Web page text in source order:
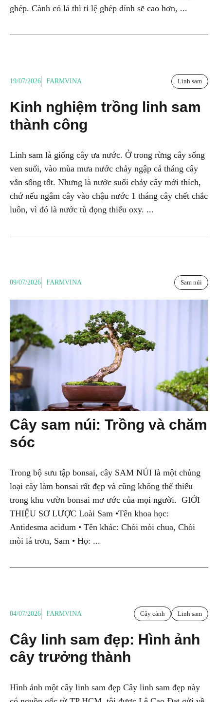
ghép. Cành có lá thì tỉ lệ ghép dính sẽ cao hơn, ...
19/07/2026 FARMVINA Linh sam
Kinh nghiệm trồng linh sam
thành công
Linh sam là giống cây ưa nước. Ở trong rừng cây sống
ven suối, vào mùa mưa nước chảy ngập cả tháng cây
vẫn sống tốt. Nhưng là nước suối chảy cây mới thích,
chứ nếu ngâm cây vào chậu nước 1 tháng cây chết chắc
luôn, vì đó là nước tù đọng thiếu oxy. ...
09/07/2026 FARMVINA Sam núi
Cây sam núi: Trồng và chăm
sóc
Trong bộ sưu tập bonsai, cây SAM NÚI là một chủng
loại cây làm bonsai rất đẹp và cũng không thể thiếu
trong khu vườn bonsai mơ ước của mọi người. GIỚI
THIỆU SƠ LƯỢC Loài Sam •Tên khoa học:
Antidesma acidum • Tên khác: Chòi mòi chua, Chòi
mòi lá trơn, Sam • Họ: ...
04/07/2026 FARMVINA Cây cảnh Linh sam
Cây linh sam đẹp: Hình ảnh
cây trưởng thành
Hình ảnh một cây linh sam đẹp Cây linh sam đẹp này